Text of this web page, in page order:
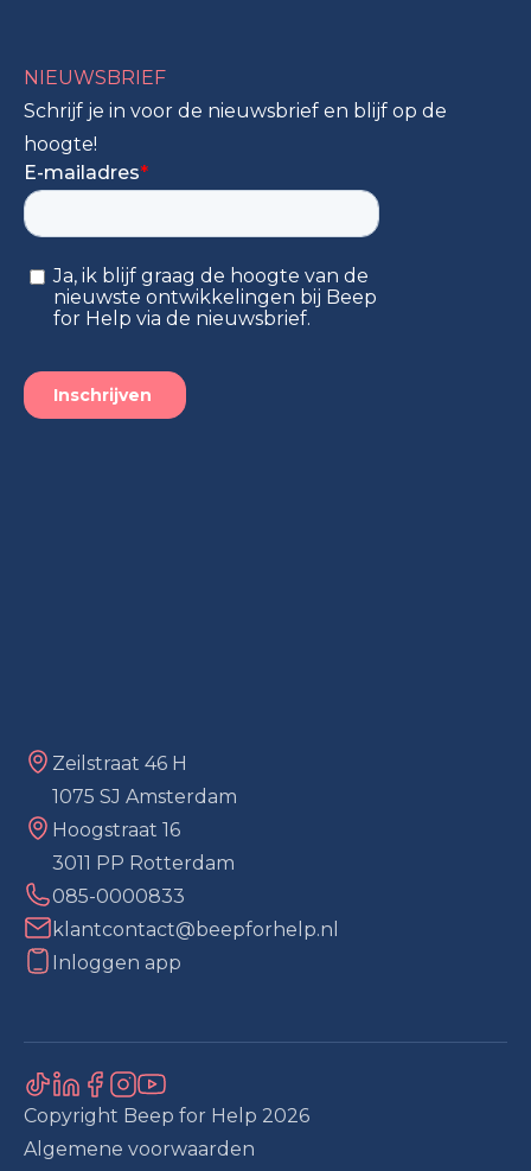
Zeilstraat 46 H
1075 SJ Amsterdam
Hoogstraat 16
3011 PP Rotterdam
085-0000833
klantcontact@beepforhelp.nl
Inloggen app
NIEUWSBRIEF
Schrijf je in voor de nieuwsbrief en blijf op de
hoogte!
Copyright Beep for Help 2026
Algemene voorwaarden